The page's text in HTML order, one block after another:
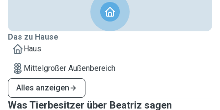
Das zu Hause
Haus
Mittelgroßer Außenbereich
Alles anzeigen
Was Tierbesitzer über Beatriz sagen